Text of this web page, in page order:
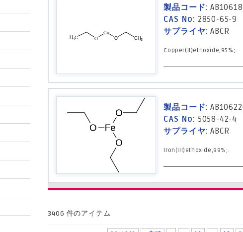
製品コード:
CAS No: 2850-65-9
サプライヤ: ABCR
Copper(II)ethoxide,95%;.
製品コード:
CAS No: 5058-42-4
サプライヤ: ABCR
Iron(III)ethoxide,99%;.
3406 件のアイテム